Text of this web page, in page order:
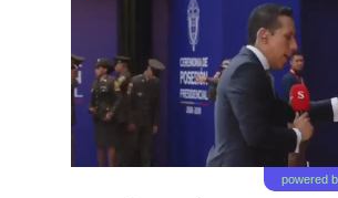
powered